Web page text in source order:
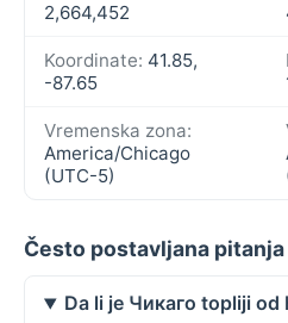
2,664,452
Koordinate: 41.85,
-87.65
Vremenska zona:
America/Chicago
(UTC-5)
Često postavljana pitanja
Da li je Чикаго topliji od